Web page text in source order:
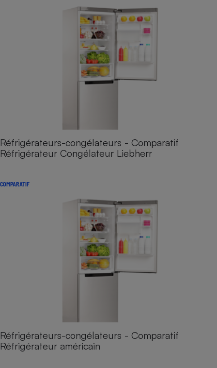
Réfrigérateurs-congélateurs - Comparatif
Réfrigérateur Congélateur Liebherr
COMPARATIF
Réfrigérateurs-congélateurs - Comparatif
Réfrigérateur américain